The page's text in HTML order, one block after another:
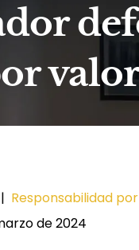
| Responsabilidad
de 2024